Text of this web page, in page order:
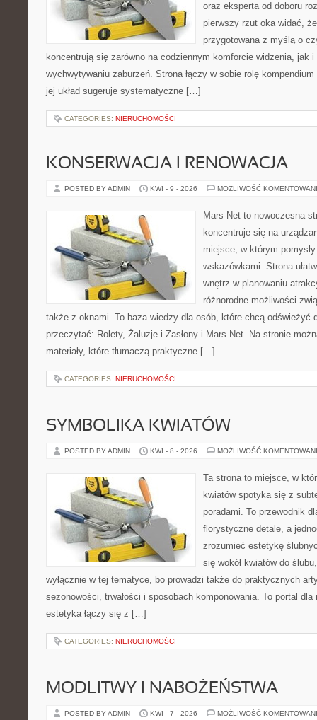
oraz eksperta od doboru
pierwszy rzut oka widać,
przygotowana z myślą o
koncentrują się zarówno na codziennym komforcie widzenia, jak
wychwytywaniu zaburzeń. Strona łączy w sobie rolę
jej układ sugeruje systematyczne […]
CATEGORIES: NIERUCHOMOŚCI
KONSERWACJA I RENOWACJA
POSTED BY ADMIN KWI - 9 - 2026 MOŻLIWOŚĆ
Mars-Net to nowoczesna
koncentruje się na
miejsce, w którym
wskazówkami. Strona
wnętrz w planowaniu
różnorodne możliwości
także z oknami. To baza wiedzy dla osób, które chcą odświeżyć
przeczytać: Rolety, Żaluzje i Zasłony i Mars.Net. Na stronie
materiały, które tłumaczą praktyczne […]
CATEGORIES: NIERUCHOMOŚCI
SYMBOLIKA KWIATÓW
POSTED BY ADMIN KWI - 8 - 2026 MOŻLIWOŚĆ
Ta strona to miejsce, w
kwiatów spotyka się z
poradami. To przewodnik
florystyczne detale, a
zrozumieć estetykę
się wokół kwiatów do
wyłącznie w tej tematyce, bo prowadzi także do praktycznych
sezonowości, trwałości i sposobach komponowania. To portal
estetyka łączy się z […]
CATEGORIES: NIERUCHOMOŚCI
MODLITWY I NABOŻEŃSTWA
POSTED BY ADMIN KWI - 7 - 2026 MOŻLIWOŚĆ